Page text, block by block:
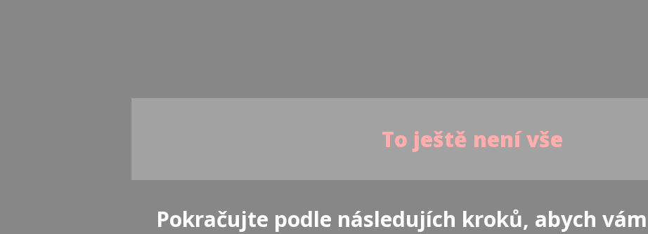
To ještě není vše
Pokračujte podle následujích kroků, abych